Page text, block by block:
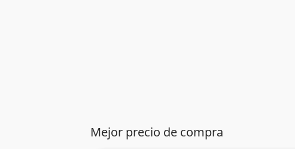
Mejor precio de compra